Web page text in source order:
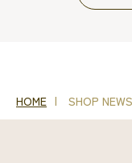
HOME SHOP NEWS